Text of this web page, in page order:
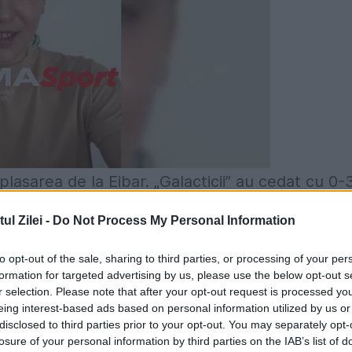
Zilei - Do Not Process My Personal Information
opt-out of the sale, sharing to third parties, or processing of your
for targeted advertising by us, please use the below opt-out
selection. Please note that after your opt-out request is processed
interest-based ads based on personal information utilized by us
to third parties prior to your opt-out. You may separately
of your personal information by third parties on the IAB’s list of
de la Eibar. „Galacticii” au cedat cu 0-
cinci înfrângeri în competiția internă.
(16) și au mai punctat în repriza a doua,
Real Madrid a ajuns pe locul al 6-lea al
lidera Barcelona, care va juca, în această